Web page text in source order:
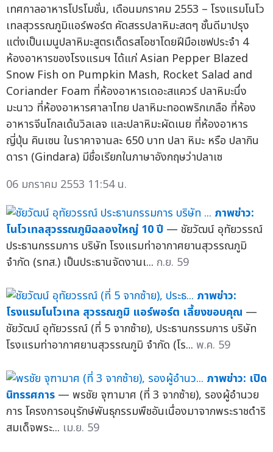
เทศกาลอาหารโปรโมชั่น, เดือนมกราคม 2553 – โรงแรมโนโว
เทลสุวรรณภูมิแอร์พอร์ต คัดสรรปลาหิมะสดๆ ชั้นดีมาปรุง
แต่งเป็นเมนูปลาหิมะสูตรเด็ดรสโอชาโดยฝีมือเชฟประจำ 4
ห้องอาหารของโรงแรมฯ ได้แก่ Asian Pepper Blazed
Snow Fish on Pumpkin Mash, Rocket Salad and
Coriander Foam ที่ห้องอาหารเดอะสแควร์ ปลาหิมะนึ่ง
มะนาว ที่ห้องอาหารศาลาไทย ปลาหิมะทอดพริกเกลือ ที่ห้อง
อาหารจีนโกลเด้นวิลเลจ และปลาหิมะผัดเนย ที่ห้องอาหาร
ญี่ปุ่น คินเซน ในราคาจานละ 650 บาท ปลา หิมะ หรือ ปลากิน
ดารา (Gindara) มีชื่อเรียกในภาษาอังกฤษว่าปลาเซ
06 มกราคม 2553 11:54 น.
ภาพข่าว:
โนโวเทลสุวรรณภูมิฉลองใหญ่ 10 ปี — ชัยวัฒน์ อุทัยวรรณ์
ประธานกรรมการ บริษัท โรงแรมท่าอากาศยานสุวรรณภูมิ
จำกัด (รทส.) เป็นประธานจัดงานเ... ก.ย. 59
ภาพข่าว:
โรงแรมโนโวเทล สุวรรณภูมิ แอร์พอร์ต เลี้ยงขอบคุณ —
ชัยวัฒน์ อุทัยวรรณ์ (ที่ 5 จากซ้าย), ประธานกรรมการ บริษัท
โรงแรมท่าอากาศยานสุวรรณภูมิ จำกัด (โร... พ.ค. 59
ภาพข่าว: เปิด
นิทรรศการ — พรชัย จุฑามาศ (ที่ 3 จากซ้าย), รองผู้อำนวย
การ โครงการอนุรักษ์พันธุกรรมพืชอันเนื่องมาจากพระราชดำริ
สมเด็จพระ... เม.ย. 59